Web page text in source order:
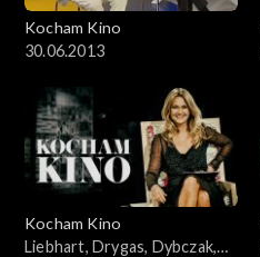
Kocham Kino
30.06.2013
Kocham Kino
Liebhart, Drygas, Dybczak,